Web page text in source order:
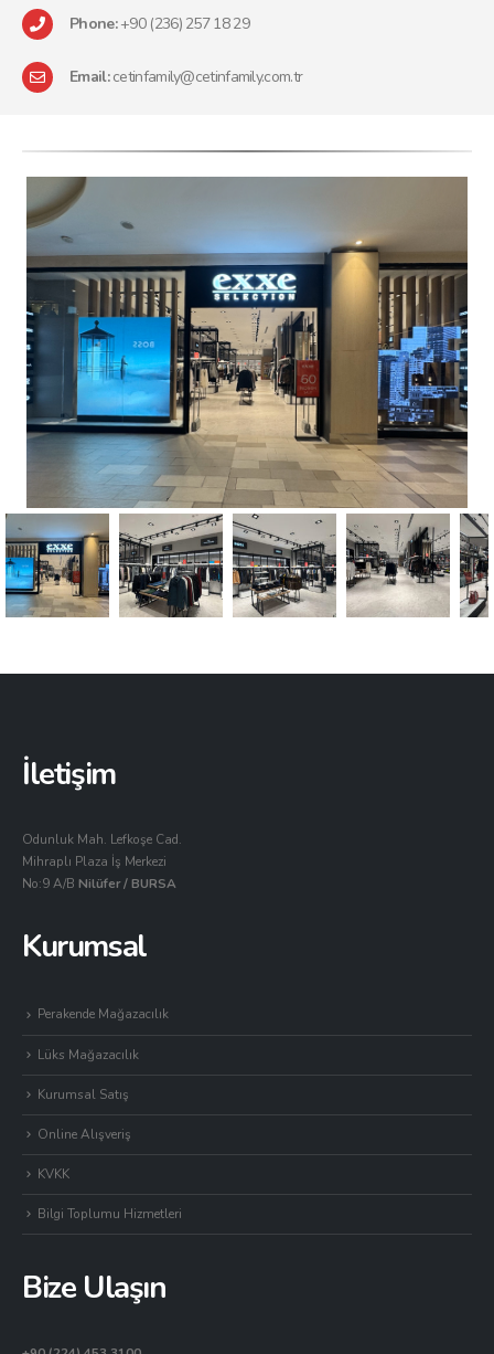
Phone:+90 (236) 257 18 29
Email:cetinfamily@cetinfamily.com.tr
İletişim
Odunluk Mah. Lefkoşe Cad.
Mihraplı Plaza İş Merkezi
No:9 A/B Nilüfer / BURSA
Kurumsal
Perakende Mağazacılık
Lüks Mağazacılık
Kurumsal Satış
Online Alışveriş
KVKK
Bilgi Toplumu Hizmetleri
Bize Ulaşın